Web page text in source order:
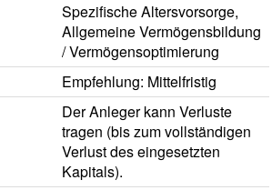
Spezifische Altersvorsorge,
Allgemeine Vermögensbildung
/ Vermögensoptimierung
Empfehlung: Mittelfristig
Der Anleger kann Verluste
tragen (bis zum vollständigen
Verlust des eingesetzten
Kapitals).